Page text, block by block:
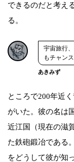
できるのだと考え
る。
宇宙旅行
もチャン
あきみず
ところで200年近
がいた。彼の名は
近江国（現在の滋
た鉄砲鍛冶である
をどうして彼が知